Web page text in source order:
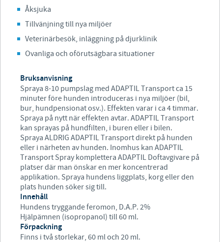
Åksjuka
Tillvänjning till nya miljöer
Veterinärbesök, inläggning på djurklinik
Ovanliga och oförutsägbara situationer
Bruksanvisning
Spraya 8-10 pumpslag med ADAPTIL Transport ca 15
minuter före hunden introduceras i nya miljöer (bil,
bur, hundpensionat osv.). Effekten varar i ca 4 timmar.
Spraya på nytt när effekten avtar. ADAPTIL Transport
kan sprayas på hundfilten, i buren eller i bilen.
Spraya ALDRIG ADAPTIL Transport direkt på hunden
eller i närheten av hunden. Inomhus kan ADAPTIL
Transport Spray komplettera ADAPTIL Doftavgivare på
platser där man önskar en mer koncentrerad
applikation. Spraya hundens liggplats, korg eller den
plats hunden söker sig till.
Innehåll
Hundens tryggande feromon, D.A.P. 2%
Hjälpämnen (isopropanol) till 60 ml.
Förpackning
Finns i två storlekar, 60 ml och 20 ml.